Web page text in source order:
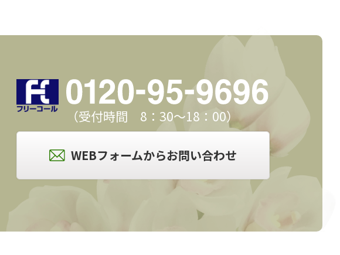
（受付時間 8：30～18：00）
WEBフォームからお問い合わせ